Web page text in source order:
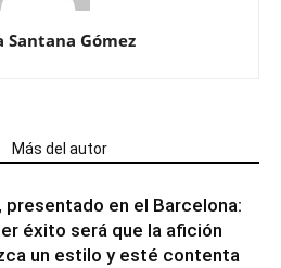
Santana Gómez
Más del autor
presentado en el Barcelona:
éxito será que la afición
un estilo y esté contenta